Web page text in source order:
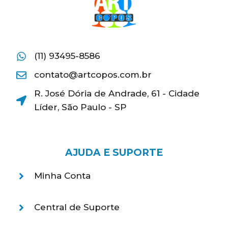
(11) 93495-8586
contato@artcopos.com.br
R. José Dória de Andrade, 61 - Cidade
Líder, São Paulo - SP
AJUDA E SUPORTE
Minha Conta
Central de Suporte